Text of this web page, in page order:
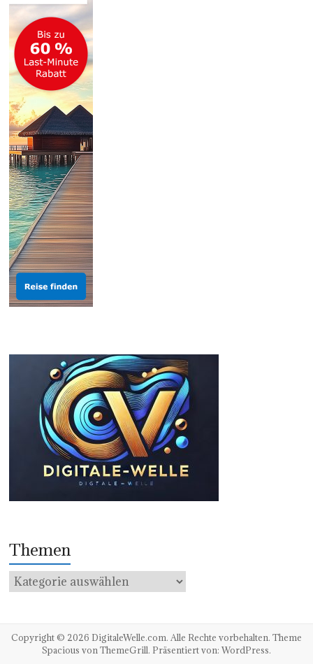
Themen
Themen
Copyright © 2026 DigitaleWelle.com. Alle Rechte vorbehalten. Theme
Spacious von ThemeGrill. Präsentiert von: WordPress.